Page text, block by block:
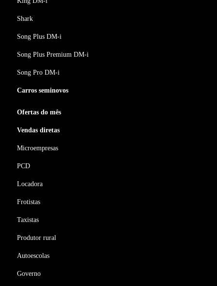
Shark
Song Plus DM-i
Song Plus Premium DM-i
Song Pro DM-i
Carros seminovos
Ofertas do mês
Vendas diretas
Microempresas
PCD
Locadora
Frotistas
Taxistas
Produtor rural
Autoescolas
Governo